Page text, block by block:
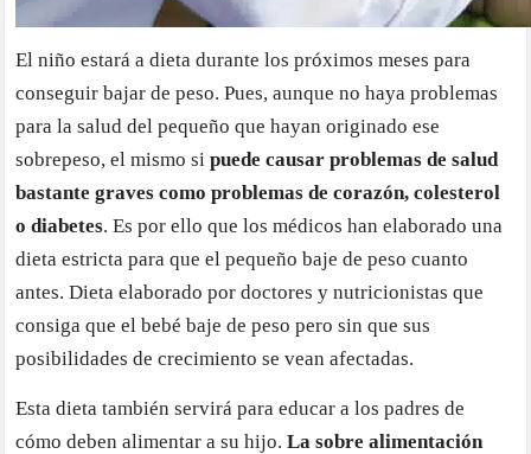
El niño estará a dieta durante los próximos meses para
conseguir bajar de peso. Pues, aunque no haya problemas
para la salud del pequeño que hayan originado ese
sobrepeso, el mismo sipuede causar problemas de salud
bastante graves como problemas de corazón, colesterol
o diabetes. Es por ello que los médicos han elaborado una
dieta estricta para que el pequeño baje de peso cuanto
antes. Dieta elaborado por doctores y nutricionistas que
consiga que el bebé baje de peso pero sin que sus
posibilidades de crecimiento se vean afectadas.
Esta dieta también servirá para educar a los padres de
cómo deben alimentar a su hijo.La sobre alimentación